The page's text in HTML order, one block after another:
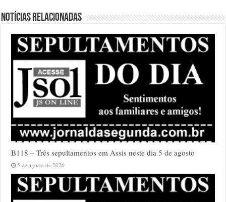
Notícias relacionadas
B118 – Três sepultamentos em Assis neste dia 5 de agosto
5 de agosto de 2026